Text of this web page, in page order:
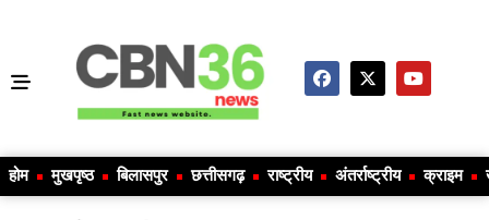
होम मुखपृष्ठ बिलासपुर छत्तीसगढ़ राष्ट्रीय अंतर्राष्ट्रीय क्राइम